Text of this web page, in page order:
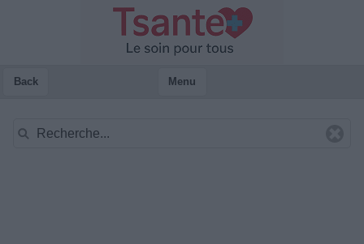
Back Menu